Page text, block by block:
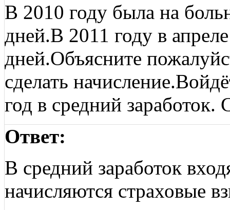
В 2010 году была на
дней.В 2011 году в
дней.Объясните
сделать
год в средний заработок.
Ответ:
В средний заработок
начисляются страховые